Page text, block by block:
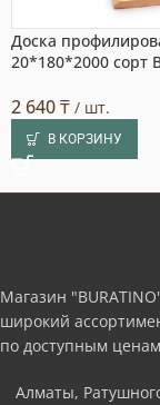
Доска
20*180*2000 сорт
2 640₸ / шт.
В КОРЗИНУ
Магазин
широкий
по доступным
Алматы,